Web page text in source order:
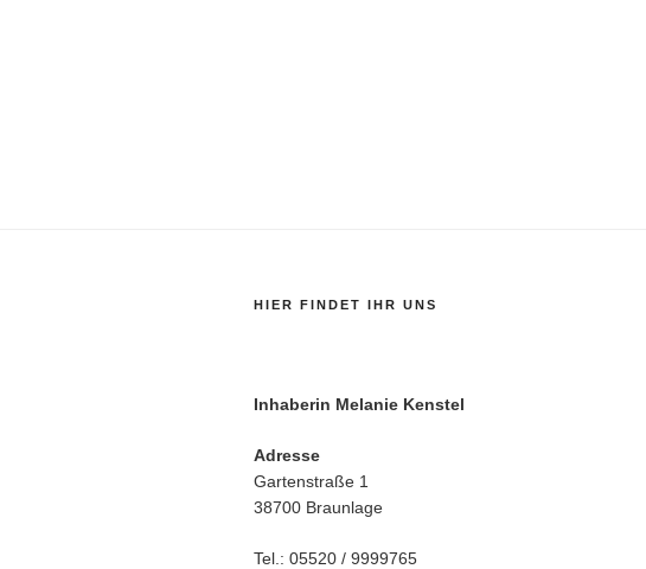
HIER FINDET IHR UNS
Inhaberin Melanie Kenstel
Adresse
Gartenstraße 1
38700 Braunlage
Tel.: 05520 / 9999765